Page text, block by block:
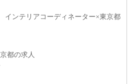
インテリアコーディネーター×東京都
都の求人